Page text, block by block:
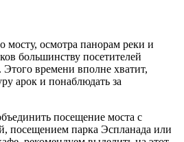
мосту, осмотра панорам реки и
большинству посетителей
. Этого времени вполне хватит,
арок и понаблюдать за
посещение моста с
посещением парка Эспланада или